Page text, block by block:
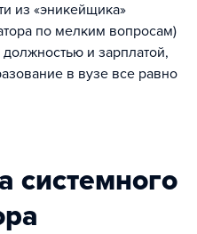
из «эникейщика»
по мелким вопросам)
и зарплатой,
в вузе все равно
системного